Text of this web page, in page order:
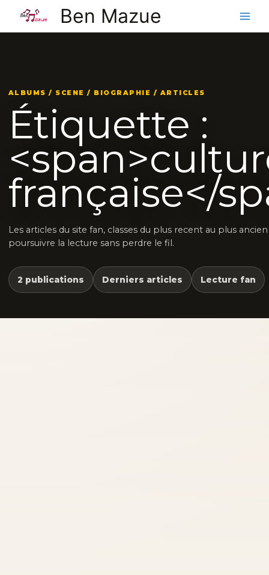
contenu
Ben Mazue
ALBUMS / SCENE / BIOGRAPHIE / ARTICLES
Étiquette :
française</
Les articles du site fan, classes du plus recent au plus
poursuivre la lecture sans perdre le fil.
2 publications Derniers articles Lecture fan